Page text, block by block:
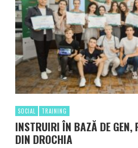
SOCIAL TRAINING
INSTRUIRI ÎN BAZĂ DE GEN,
DIN DROCHIA